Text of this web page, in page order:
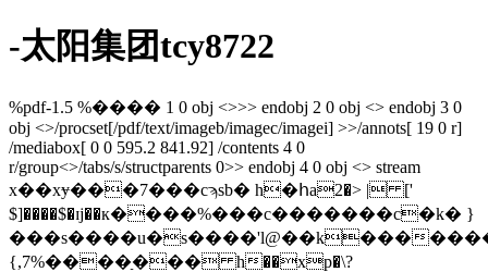
-太阳集团tcy8722
%pdf-1.5 %���� 1 0 obj <>>> endobj 2 0 obj <> endobj 3 0
obj <>/procset[/pdf/text/imageb/imagec/imagei] >>/annots[ 19 0 r]
/mediabox[ 0 0 595.2 841.92] /contents 4 0
r/group<>/tabs/s/structparents 0>> endobj 4 0 obj <> stream
x��xɏ���7���cϡsb� h�հa2�> | ['
$]����$�ɪj��к����%���c�������c�k� }
���s����u�s����'l@��k���
{,7%����ַ��� h��xp�\?